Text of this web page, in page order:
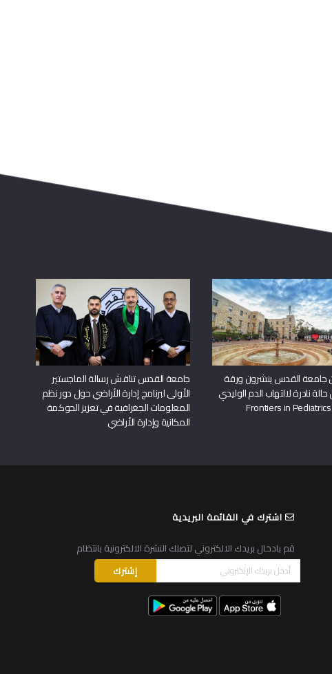
جامعة القدس ينشرون ورقة
نادرة لالتهاب الدم الوليدي
جامعة القدس تناقش رسالة الماجستير
الأولى لبرنامج إدارة الأراضي حول دور نظم
المعلومات الجغرافية في تعزيز الحوكمة
المكانية وإدارة الأراضي
اشترك في القائمة البريدية
قم بادخال بريدك الالكتروني لتصلك النشرة الالكترونية بانتظام